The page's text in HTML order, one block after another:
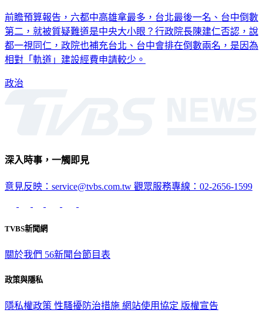
前瞻預算報告，六都中高雄拿最多，台北最後一名、台中倒數
第二，就被質疑難道是中央大小眼？行政院長陳建仁否認，說
都一視同仁，政院也補充台北、台中會排在倒數兩名，是因為
相對「軌道」建設經費申請較少。
政治
深入時事，一觸即見
意見反映：service@tvbs.com.tw 觀眾服務專線：02-2656-1599
TVBS新聞網
關於我們 56新聞台節目表
政策與隱私
隱私權政策 性騷擾防治措施 網站使用協定 版權宣告